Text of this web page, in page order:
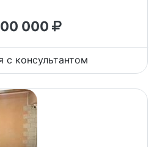
000
с консультантом